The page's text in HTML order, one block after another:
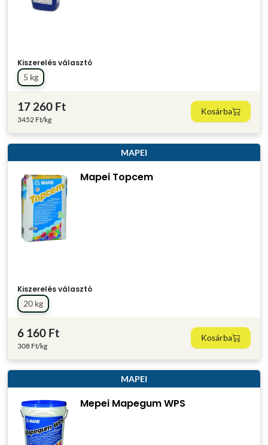
Kiszerelés választó
5 kg
17 260 Ft
3452 Ft/kg
Kosárba
MAPEI
Mapei Topcem
Kiszerelés választó
20 kg
6 160 Ft
308 Ft/kg
Kosárba
MAPEI
Mepei Mapegum WPS